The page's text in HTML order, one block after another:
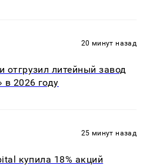
20 минут назад
отгрузил литейный завод
в 2026 году
25 минут назад
купила 18% акций